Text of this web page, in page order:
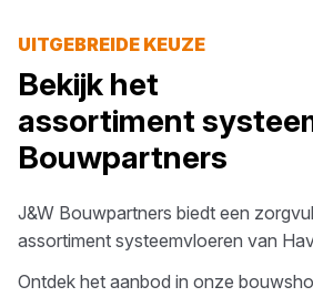
UITGEBREIDE KEUZE
Bekijk het
assortiment
Bouwpartners
J&W Bouwpartners biedt een
assortiment systeemvloeren van
Ontdek het aanbod in onze